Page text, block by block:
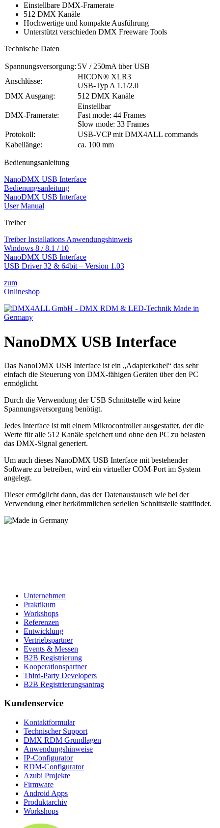
Einstellbare DMX-Framerate
512 DMX Kanäle
Hochwertige und kompakte Ausführung
Unterstützt verschieden DMX Freeware Tools
Technische Daten
Spannungsversorgung: 5V / 250mA über USB
Anschlüsse:
HICON® XLR3
USB-Typ A 1.1/2.0
DMX Ausgang:
512 DMX Kanäle
DMX-Framerate:
Einstellbar
Fast mode: 44 Frames
Slow mode: 33 Frames
Protokoll:
USB-VCP mit DMX4ALL commands
Kabellänge:
ca. 100 mm
Bedienungsanleitung
NanoDMX USB Interface
Bedienungsanleitung
NanoDMX USB Interface
User Manual
Treiber
Treiber Installations Anwendungshinweis
Windows 8 / 8.1 / 10
NanoDMX USB Interface
USB Driver 32 & 64bit – Version 1.03
zum
Onlineshop
NanoDMX USB Interface
Das NanoDMX USB Interface ist ein „Adapterkabel“ das sehr
einfach die Steuerung von DMX-fähigen Geräten über den PC
ermöglicht.
Durch die Verwendung der USB Schnittstelle wird keine
Spannungsversorgung benötigt.
Jedes Interface ist mit einem Mikrocontroller ausgestattet, der die
Werte für alle 512 Kanäle speichert und ohne den PC zu belasten
das DMX-Signal generiert.
Um auch dieses NanoDMX USB Interface mit bestehender
Software zu betreiben, wird ein virtueller COM-Port im System
angelegt.
Dieser ermöglicht dann, das der Datenaustausch wie bei der
Verwendung einer herkömmlichen seriellen Schnittstelle stattfindet.
Unternehmen
Praktikum
Workshops
Referenzen
Entwicklung
Vertriebspartner
Events & Messen
B2B Registrierung
Kooperationspartner
Third-Party Developers
B2B Registrierungsantrag
Kundenservice
Kontaktformular
Technischer Support
DMX RDM Grundlagen
Anwendungshinweise
IP-Configurator
RDM-Configurator
Azubi Projekte
Firmware
Android Apps
Produktarchiv
Workshops